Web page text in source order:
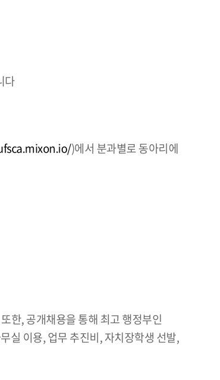
다
)에서 분과별로 동아리에
한, 공개채용을 통해 최고 행정부인
실 이용, 업무 추진비, 자치장학생 선발,